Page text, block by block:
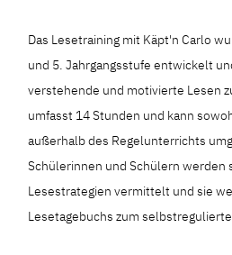
Das Lesetraining mit Käpt'n Carlo
und 5. Jahrgangsstufe entwickelt
verstehende und motivierte Lesen
umfasst 14 Stunden und kann
außerhalb des Regelunterrichts
Schülerinnen und Schülern werden
Lesestrategien vermittelt und sie
Lesetagebuchs zum